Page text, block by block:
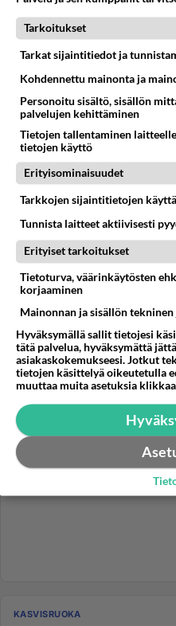
KASVISRUOKA
No ei vakuuttanut tuo
https://www.valio.fi/
kaura-tofu-thai/...
KASVISRUOKA
Kesäkeittiöön Kesäkeitto??
Miten sinä valmistaisit kesäkeiton:)
maitoon
Mummunen
04.05.2026 07:10
KASVISRUOKA
Tarkoitukset
Tarkat sijaintitiedot ja
Kohdennettu mainonta ja
Personoitu sisältö, sisällön
palvelujen kehittäminen
Tietojen tallentaminen
tietojen käyttö
Erityisominaisuudet
Tarkkojen sijaintitietojen
Tunnista laitteet aktiivisesti
Erityiset tarkoitukset
Tietoturva, väärinkäytösten
korjaaminen
Mainonnan ja sisällön tekninen
Hyväksymällä sallit tietojesi
tätä palvelua, hyväksymättä
asiakaskokemukseesi. Jotkut
tietojen käsittelyä oikeutetulla
muuttaa muita asetuksia